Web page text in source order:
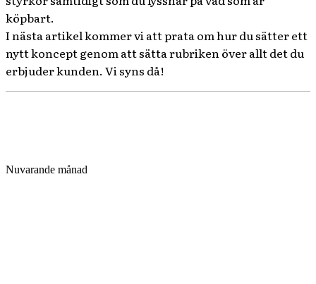
köpbart.
I nästa artikel kommer vi att prata om hur du sätter ett
nytt koncept genom att sätta rubriken över allt det du
erbjuder kunden. Vi syns då!
Nuvarande månad